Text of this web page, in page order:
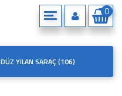
0
DÜZ YILAN SARAÇ (106)